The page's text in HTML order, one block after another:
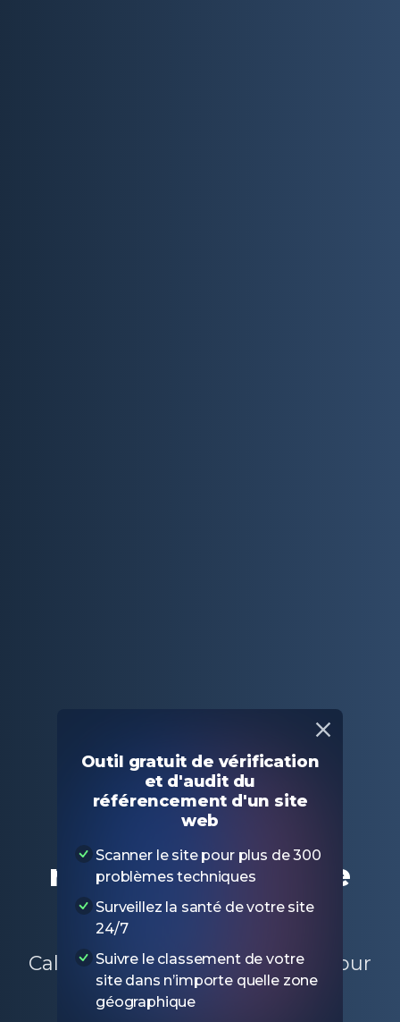
Principal
Outils SEO gratuits
Vérificateur du rapport texte/code HTML
Vérificateur du
rapport texte/code
HTML
Calculer le rapport texte/code pour
une page spécifique
Outil gratuit de vérification
et d'audit du
référencement d'un site
web
Scanner le site pour plus de 300
problèmes techniques
Surveillez la santé de votre site
24/7
Suivre le classement de votre
site dans n’importe quelle zone
géographique